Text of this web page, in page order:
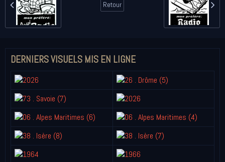
Retour
DERNIERS VISUELS MIS EN LIGNE